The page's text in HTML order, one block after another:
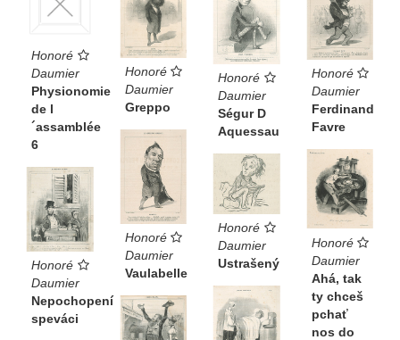
Honoré
Daumier
Physionomie
de l
´assamblée
6
Honoré
Daumier
Greppo
Honoré
Daumier
Ségur D
Aquessau
Honoré
Daumier
Ferdinand
Favre
Honoré
Daumier
Vaulabelle
Honoré
Daumier
Ahá, tak
ty chceš
pchať
nos do
Honoré
Daumier
Ustrašený
Honoré
Daumier
Nepochopení
speváci